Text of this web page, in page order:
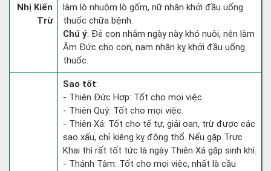
Nhị Kiến
Trừ
làm lò nhuộm lò gốm, nữ nhân khởi đầu uống
thuốc chữa bệnh.
Chú ý: Đẻ con nhằm ngày này khó nuôi, nên làm
Âm Đức cho con, nam nhân kỵ khởi đầu uống
thuốc.
Sao tốt:
- Thiên Đức Hợp: Tốt cho mọi việc.
- Thiên Quý: Tốt cho mọi việc.
- Thiên Xá: Tốt cho tế tự, giải oan, trừ được các
sao xấu, chỉ kiêng kỵ động thổ. Nếu gặp Trực
Khai thì rất tốt tức là ngày Thiên Xá gặp sinh khí.
- Thánh Tâm: Tốt cho mọi việc, nhất là cầu